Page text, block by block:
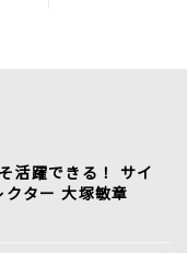
活躍できる！ サイ
クター 大塚敏章